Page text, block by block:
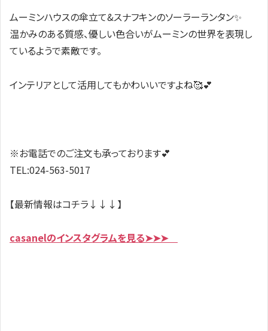
ムーミンハウスの傘立て&スナフキンのソーラーランタン✨️
温かみのある質感、優しい色合いがムーミンの世界を表現し
ているようで素敵です。
インテリアとして活用してもかわいいですよね🥰💕
※お電話でのご注文も承っております💕
TEL:024-563-5017
【最新情報はコチラ↓↓↓】
casanelのインスタグラムを見る➤➤➤